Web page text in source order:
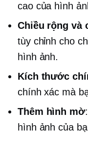
cao của hình
Chiều rộng và
tùy chỉnh cho
hình ảnh.
Kích thước
chính xác mà
Thêm hình mờ
hình ảnh của